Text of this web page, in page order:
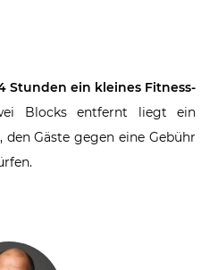
Stunden ein kleines Fitness-
Blocks entfernt liegt ein
Gäste gegen eine Gebühr